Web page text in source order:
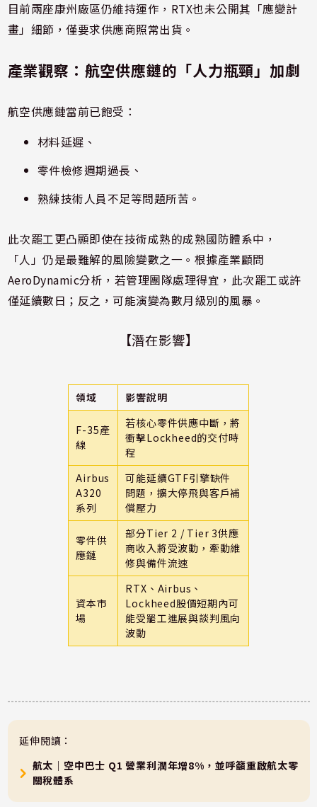
目前兩座康州廠區仍維持運作，RTX也未公開其「應變計
畫」細節，僅要求供應商照常出貨。
產業觀察：航空供應鏈的「人力瓶頸」加劇
航空供應鏈當前已飽受：
材料延遲、
零件檢修週期過長、
熟練技術人員不足等問題所苦。
此次罷工更凸顯即使在技術成熟的成熟國防體系中，
「人」仍是最難解的風險變數之一。根據產業顧問
AeroDynamic分析，若管理團隊處理得宜，此次罷工或許
僅延續數日；反之，可能演變為數月級別的風暴。
【潛在影響】
領域 影響說明
F-35產
線
若核心零件供應中斷，將
衝擊Lockheed的交付時
程
Airbus
A320
系列
可能延續GTF引擎缺件
問題，擴大停飛與客戶補
償壓力
零件供
應鏈
部分Tier 2 / Tier 3供應
商收入將受波動，牽動維
修與備件流速
資本市
場
RTX、Airbus、
Lockheed股價短期內可
能受罷工進展與談判風向
波動
延伸閱讀：
航太｜空中巴士 Q1 營業利潤年增8%，並呼籲重啟航太零
關稅體系